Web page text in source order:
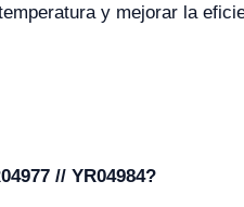
y mejorar la
// YR04984?